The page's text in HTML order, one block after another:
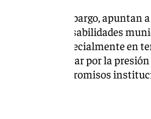
sin embargo, apuntan
las responsabilidades
de bodas, especialmente en
su malestar por la
con compromisos